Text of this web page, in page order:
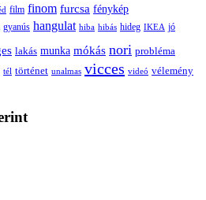
film finom furcsa fénykép
gyanús hangulat hiba hibás hideg IKEA jó
lakás munka mókás nori probléma
tél történet unalmas vicces videó vélemény